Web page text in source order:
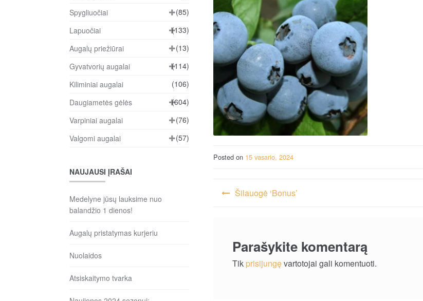
Posted on 15 vasario, 2024
Navigacija
Šilauogė ‘Bonus’
Parašykite komentarą
Tik prisijungęvartotojai gali komentuoti.
Spygliuočiai
(85)
Lapuočiai
(133)
Augalų priežiūrai
(13)
Gyvatvorių augalai
(114)
Kiliminiai augalai
(106)
Daugiametės gėlės
(604)
Varpiniai augalai
(76)
Valgomi augalai
(57)
NAUJAUSI ĮRAŠAI
Medelyne jūsų lauksime nuo
balandžio 1 dienos!
Augalų pristatymas kurjeriu
Nuolaidos
Atsiskaitymo tvarka